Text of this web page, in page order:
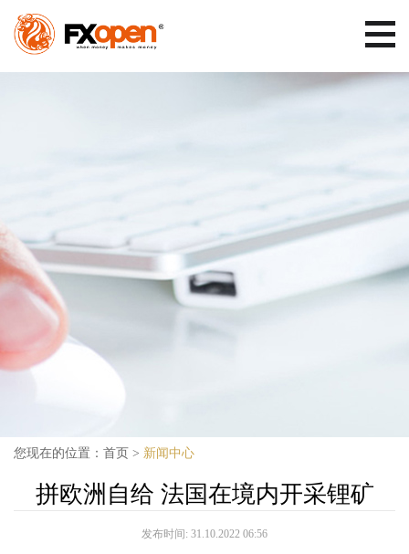
您现在的位置： 首页 > 新闻中心
拼欧洲自给 法国在境内开采锂矿
发布时间: 31.10.2022 06:56